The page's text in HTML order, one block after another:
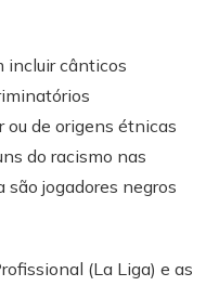
incluir cânticos
ou de origens étnicas
do racismo nas
jogadores negros
(La Liga) e as